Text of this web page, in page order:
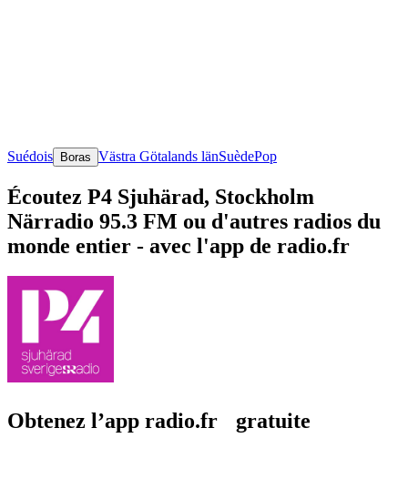
Suédois Boras Västra Götalands länSuèdePop
Écoutez P4 Sjuhärad, Stockholm
Närradio 95.3 FM ou d'autres radios du
monde entier - avec l'app de radio.fr
Obtenez l’app radio.fr gratuite